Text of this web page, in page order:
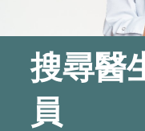
搜尋醫
員